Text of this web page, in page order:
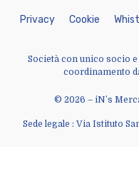
© 2026 – iN’s
Sede legale : Via Istituto
Privacy Cookie Whist
Società con unico socio
coordinamento